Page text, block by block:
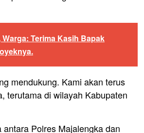
Terima Kasih Bapak
mendukung. Kami akan terus
terutama di wilayah Kabupaten
Polres Majalengka dan